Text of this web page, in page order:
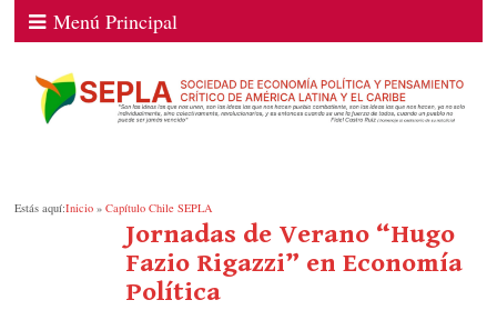
Menú Principal
Estás aquí:Inicio »Capítulo Chile SEPLA
Jornadas de Verano “Hugo
Fazio Rigazzi” en Economía
Política